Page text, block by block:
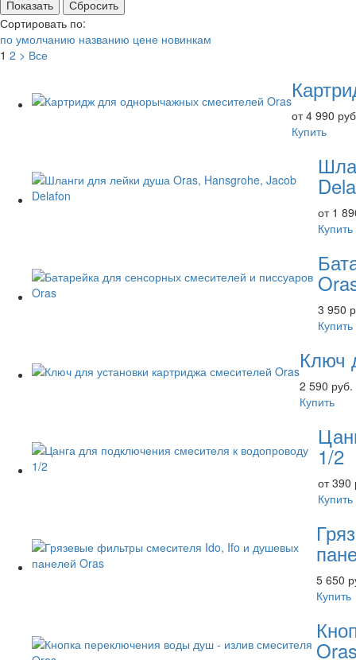
Сортировать по:
по умолчанию названию цене новинкам
1 2 > Все
от 4 990
Купить
от 1
Купить
3 950
Купить
Ключ
2 590 руб.
Купить
1/2
от 390
Купить
5 650
Купить